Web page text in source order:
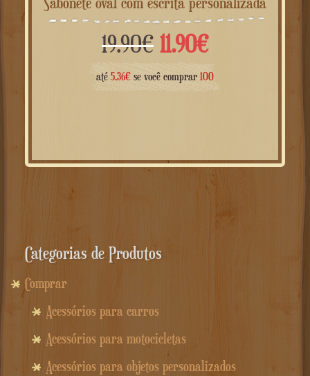
19.90€ O
preço
19.90€.
11.90€O
preço
11.90€.
até 5.36€ se você comprar 100
Categorias de Produtos
Comprar
Acessórios para carros
Acessórios para motocicletas
Acessórios para objetos personalizados